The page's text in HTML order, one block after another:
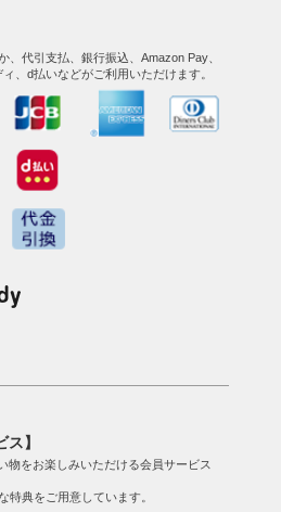
、代引支払、銀行振込、Amazon Pay、
、d払いなどがご利用いただけます。
】
物をお楽しみいただける会員サービス
特典をご用意しています。